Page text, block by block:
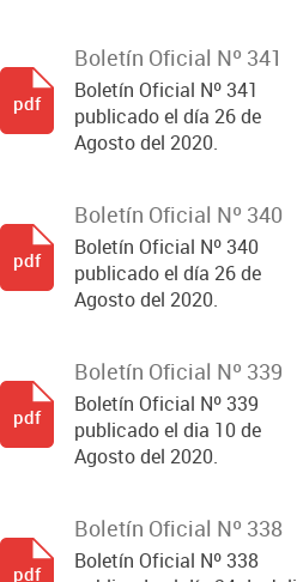
Boletín Oficial Nº 341
Boletín Oficial Nº 341
publicado el día 26 de
Agosto del 2020.
pdf
Boletín Oficial Nº 340
Boletín Oficial Nº 340
publicado el día 26 de
Agosto del 2020.
pdf
Boletín Oficial Nº 339
Boletín Oficial Nº 339
publicado el dia 10 de
Agosto del 2020.
pdf
Boletín Oficial Nº 338
Boletín Oficial Nº 338
pdf